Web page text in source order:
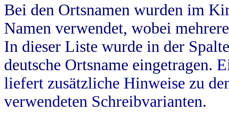
Bei den Ortsnamen wurden im
Namen verwendet, wobei
In dieser Liste wurde in der
deutsche Ortsname eingetragen.
liefert zusätzliche Hinweise zu
verwendeten Schreibvarianten.